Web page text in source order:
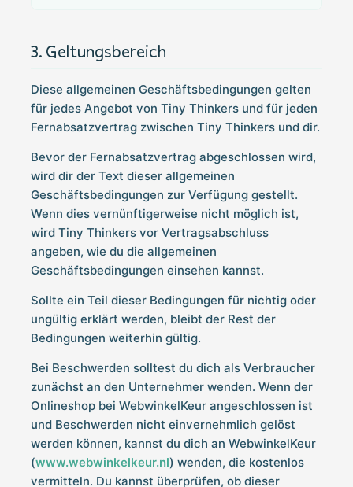
Geltungsbereich
Diese allgemeinen Geschäftsbedingungen gelten
für jedes Angebot von Tiny Thinkers und für jeden
Fernabsatzvertrag zwischen Tiny Thinkers und dir.
Bevor der Fernabsatzvertrag abgeschlossen wird,
wird dir der Text dieser allgemeinen
Geschäftsbedingungen zur Verfügung gestellt.
Wenn dies vernünftigerweise nicht möglich ist,
wird Tiny Thinkers vor Vertragsabschluss
angeben, wie du die allgemeinen
Geschäftsbedingungen einsehen kannst.
Sollte ein Teil dieser Bedingungen für nichtig oder
ungültig erklärt werden, bleibt der Rest der
Bedingungen weiterhin gültig.
Bei Beschwerden solltest du dich als Verbraucher
zunächst an den Unternehmer wenden. Wenn der
Onlineshop bei WebwinkelKeur angeschlossen ist
und Beschwerden nicht einvernehmlich gelöst
werden können, kannst du dich an WebwinkelKeur
(www.webwinkelkeur.nl) wenden, die kostenlos
vermitteln. Du kannst überprüfen, ob dieser